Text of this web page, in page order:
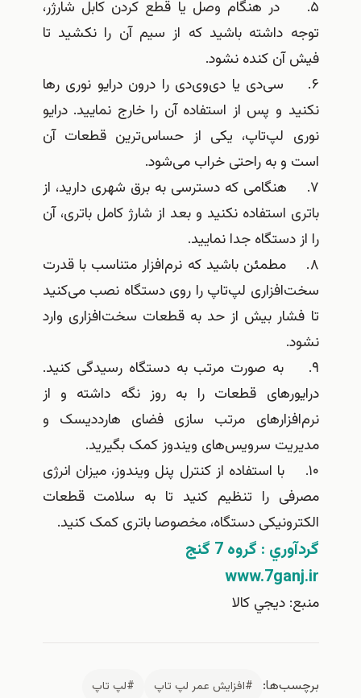
۵. در هنگام وصل یا قطع کردن کابل شارژر،
توجه داشته باشید که از سیم آن را نکشید تا
فیش آن کنده نشود.
۶. سی‌دی یا دی‌وی‌دی را درون درایو نوری رها
نکنید و پس از استفاده آن را خارج نمایید. درایو
نوری لپ‌تاپ، یکی از حساس‌ترین قطعات آن
است و به راحتی خراب می‌شود.
۷. هنگامی که دسترسی به برق شهری دارید، از
باتری استفاده نکنید و بعد از شارژ کامل باتری، آن
را از دستگاه جدا نمایید.
۸. مطمئن باشید که نرم‌افزار متناسب با قدرت
سخت‌افزاری لپ‌تاپ را روی دستگاه نصب می‌کنید
تا فشار بیش از حد به قطعات سخت‌افزاری وارد
نشود.
۹. به صورت مرتب به دستگاه رسیدگی کنید.
درایورهای قطعات را به روز نگه داشته و از
نرم‌افزارهای مرتب سازی فضای هارددیسک و
مدیریت سرویس‌های ویندوز کمک بگیرید.
۱۰. با استفاده از کنترل پنل ویندوز، میزان انرژی
مصرفی را تنظیم کنید تا به سلامت قطعات
الکترونیکی دستگاه، مخصوصا باتری کمک کنید.
گردآوري : گروه 7 گنج
www.7ganj.ir
منبع: ديجي كالا
برچسب‌ها: #افزايش عمر لپ تاپ
#لپ تاپ